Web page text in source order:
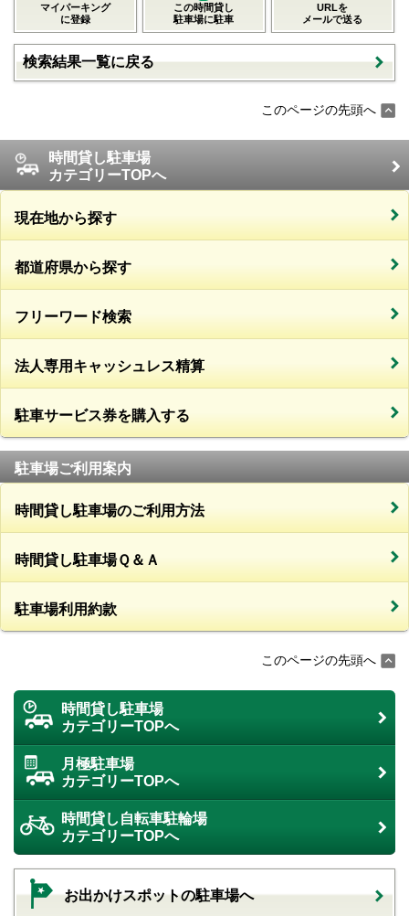
マイパーキング
に登録
この時間貸し
駐車場に駐車
URLを
メールで送る
検索結果一覧に戻る
このページの先頭へ
時間貸し駐車場
カテゴリーTOPへ
現在地から探す
都道府県から探す
フリーワード検索
法人専用キャッシュレス精算
駐車サービス券を購入する
駐車場ご利用案内
時間貸し駐車場のご利用方法
時間貸し駐車場Ｑ＆Ａ
駐車場利用約款
このページの先頭へ
時間貸し駐車場
カテゴリーTOPへ
月極駐車場
カテゴリーTOPへ
時間貸し自転車駐輪場
カテゴリーTOPへ
お出かけスポットの駐車場へ